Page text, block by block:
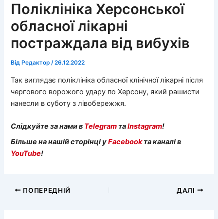
Поліклініка Херсонської
обласної лікарні
постраждала від вибухів
Від Редактор/26.12.2022
Так виглядає поліклініка обласної клінічної лікарні після
чергового ворожого удару по Херсону, який рашисти
нанесли в суботу з лівобережжя.
Слідкуйте за нами в Telegram таInstagram!
Більше на нашій сторінці уFacebookта каналі в
YouTube!
ПОПЕРЕДНІЙ ДАЛІ